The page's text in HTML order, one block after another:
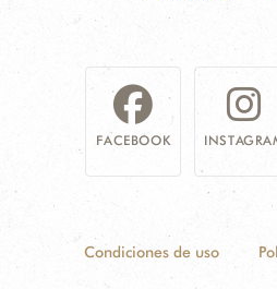
FACEBOOK
Condiciones de uso